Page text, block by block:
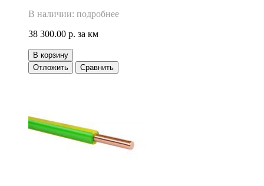
В наличии: подробнее
38 300.00 р. за км
В корзину
Отложить
Сравнить